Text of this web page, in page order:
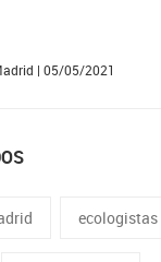
| 05/05/2021
ecologistas